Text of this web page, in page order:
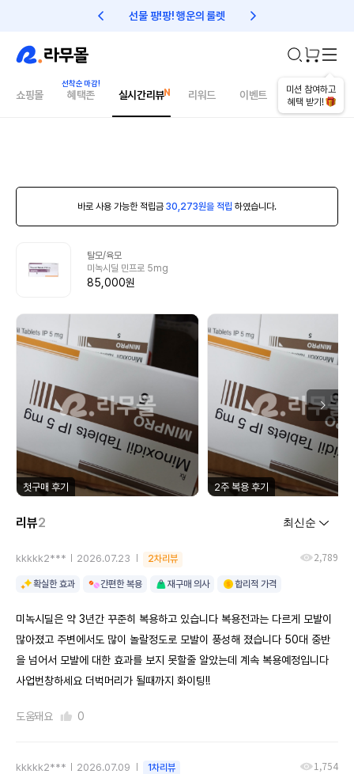
선물 팡!팡! 행운의 룰렛 친구초대 1만원 리워드!
미션 참여하고
혜택 받기!
쇼핑몰 혜택존 실시간리뷰 리워드 이벤트 건강매거진
바로 사용 가능한 적립금 30,273원을 적립 하였습니다.
탈모/육모
미녹시딜 민프로 5mg
85,000원
첫구매 후기 2주 복용 후기
리뷰2
kkkkk2*** 2026.07.23 2차리뷰 2,789
확실한 효과 간편한 복용 재구매 의사 합리적 가격
미녹시딜은 약 3년간 꾸준히 복용하고 있습니다 복용전과는 다르게 모발이
많아졌고 주변에서도 많이 놀랄정도로 모발이 풍성해 졌습니다 50대 중반
을 넘어서 모발에 대한 효과를 보지 못할줄 알았는데 계속 복용예정입니다
사업번창하세요 더벅머리가 될때까지 화이팅!!
도움돼요 0
kkkkk2*** 2026.07.09 1차리뷰 1,754